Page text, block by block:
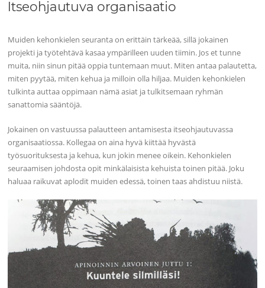
Itseohjautuva organisaatio
Muiden kehonkielen seuranta on erittäin tärkeää, sillä jokainen
projekti ja työtehtävä kasaa ympärilleen uuden tiimin. Jos et tunne
muita, niin sinun pitää oppia tuntemaan muut. Miten antaa palautetta,
miten pyytää, miten kehua ja milloin olla hiljaa. Muiden kehonkielen
tulkinta auttaa oppimaan nämä asiat ja tulkitsemaan ryhmän
sanattomia sääntöjä.
Jokainen on vastuussa palautteen antamisesta itseohjautuvassa
organisaatiossa. Kollegaa on aina hyvä kiittää hyvästä
työsuorituksesta ja kehua, kun jokin menee oikein. Kehonkielen
seuraamisen johdosta opit minkälaisista kehuista toinen pitää. Joku
haluaa raikuvat aplodit muiden edessä, toinen taas ahdistuu niistä.